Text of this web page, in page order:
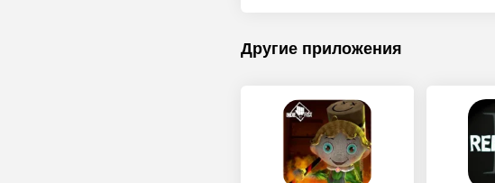
Другие приложения